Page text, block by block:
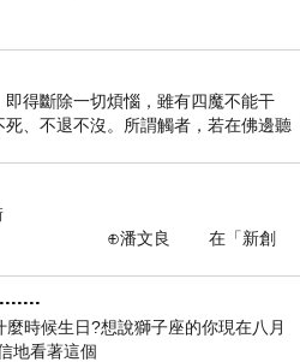
得斷除一切煩惱，雖有四魔不能干
、不退不沒。所謂觸者，若在佛邊聽
在「新創
候生日?想說獅子座的你現在八月
地看著這個